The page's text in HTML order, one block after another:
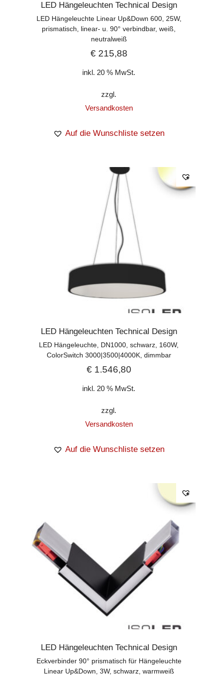
LED Hängeleuchten Technical Design
LED Hängeleuchte Linear Up&Down 600, 25W,
prismatisch, linear- u. 90° verbindbar, weiß,
neutralweiß
€215,88
inkl. 20 % MwSt.
zzgl.
Versandkosten
Auf die Wunschliste setzen
LED Hängeleuchten Technical Design
LED Hängeleuchte, DN1000, schwarz, 160W,
ColorSwitch 3000|3500|4000K, dimmbar
€1.546,80
inkl. 20 % MwSt.
zzgl.
Versandkosten
Auf die Wunschliste setzen
LED Hängeleuchten Technical Design
Eckverbinder 90° prismatisch für Hängeleuchte
Linear Up&Down, 3W, schwarz, warmweiß